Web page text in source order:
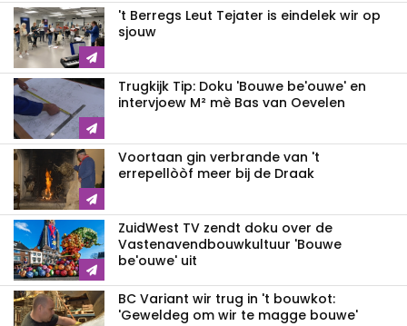
't Berregs Leut Tejater is eindelek wir op
sjouw
Trugkijk Tip: Doku 'Bouwe be'ouwe' en
intervjoew M² mè Bas van Oevelen
Voortaan gin verbrande van 't
errepellòòf meer bij de Draak
ZuidWest TV zendt doku over de
Vastenavend­bouwkultuur 'Bouwe
be'ouwe' uit
BC Variant wir trug in 't bouwkot:
'Geweldeg om wir te magge bouwe'